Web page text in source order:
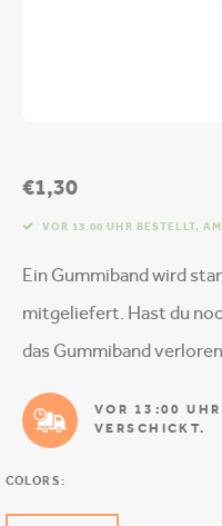
€1,30
VOR 13.00 UHR BESTELLT,
Ein Gummiband wird
mitgeliefert. Hast du
das Gummiband
VOR 13:00
VERSCHICKT.
COLORS: